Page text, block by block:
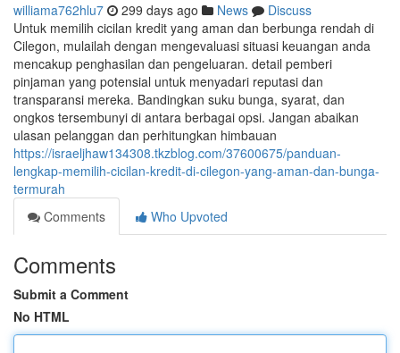
williama762hlu7 299 days ago News
Discuss
Untuk memilih cicilan kredit yang aman dan berbunga rendah di
Cilegon, mulailah dengan mengevaluasi situasi keuangan anda
mencakup penghasilan dan pengeluaran. detail pemberi
pinjaman yang potensial untuk menyadari reputasi dan
transparansi mereka. Bandingkan suku bunga, syarat, dan
ongkos tersembunyi di antara berbagai opsi. Jangan abaikan
ulasan pelanggan dan perhitungkan himbauan
https://israeljhaw134308.tkzblog.com/37600675/panduan-
lengkap-memilih-cicilan-kredit-di-cilegon-yang-aman-dan-bunga-
termurah
Comments
Who Upvoted
Comments
Submit a Comment
No HTML